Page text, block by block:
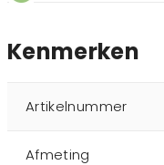
Kenmerken
Artikelnummer
Afmeting